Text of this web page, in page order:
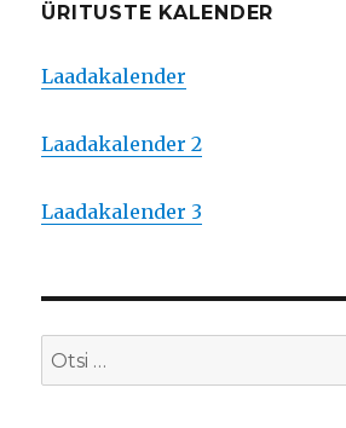
ÜRITUSTE KALENDER
Laadakalender
Laadakalender 2
Laadakalender 3
Otsi: